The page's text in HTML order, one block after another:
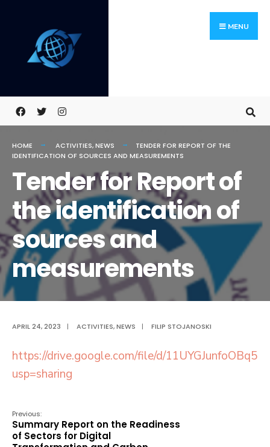
content
MENU
HOME ACTIVITIES,NEWS
TENDER FOR REPORT OF THE
IDENTIFICATION OF SOURCES AND MEASUREMENTS
Tender for Report of
the identification of
sources and
measurements
APRIL 24, 2023 | ACTIVITIES,NEWS | FILIP STOJANOSKI
https://drive.google.com/file/d/
usp=sharing
Previous:
Summary Report on the Readiness
of Sectors for Digital